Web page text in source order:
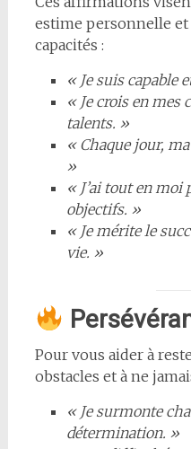
estime personnelle et
capacités :
« Je suis capable
« Je crois en mes
talents. »
« Chaque jour,
»
« J’ai tout en
objectifs. »
« Je mérite le
vie. »
Pour vous aider à
obstacles et à ne
« Je surmonte
détermination. »